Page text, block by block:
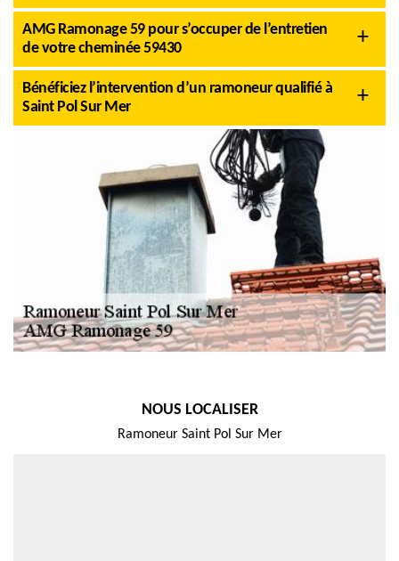
AMG Ramonage 59 pour s’occuper de l’entretien
de votre cheminée 59430
Bénéficiez l’intervention d’un ramoneur qualifié à
Saint Pol Sur Mer
NOUS LOCALISER
Ramoneur Saint Pol Sur Mer